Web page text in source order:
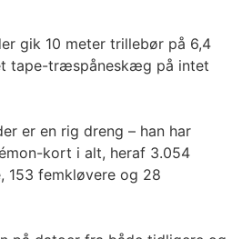
gik 10 meter trillebør på 6,4
tape-træspåneskæg på intet
er en rig dreng – han har
kort i alt, heraf 3.054
153 femkløvere og 28